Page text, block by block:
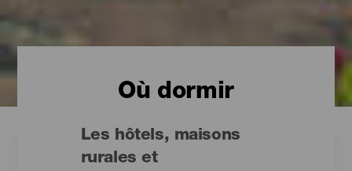
Où dormir
Les hôtels, maisons
rurales et